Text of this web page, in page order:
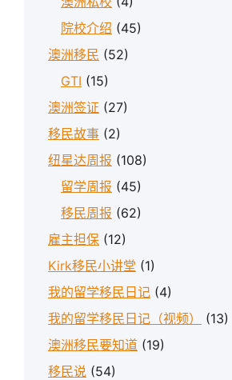
院校介绍 (45)
澳洲移民 (52)
GTI (15)
澳洲签证 (27)
移民故事 (2)
纽星达周报 (108)
留学周报 (45)
移民周报 (62)
雇主担保 (12)
Kirk移民小讲堂 (1)
我的留学移民日记 (4)
我的留学移民日记（视频）
(13)
澳洲移民要知道 (19)
移民说 (54)